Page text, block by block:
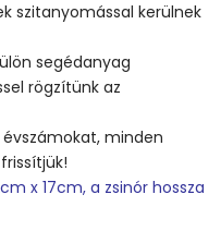
szitanyomással kerülnek
segédanyag
rögzítünk az
minden
x 17cm, a zsinór hossza